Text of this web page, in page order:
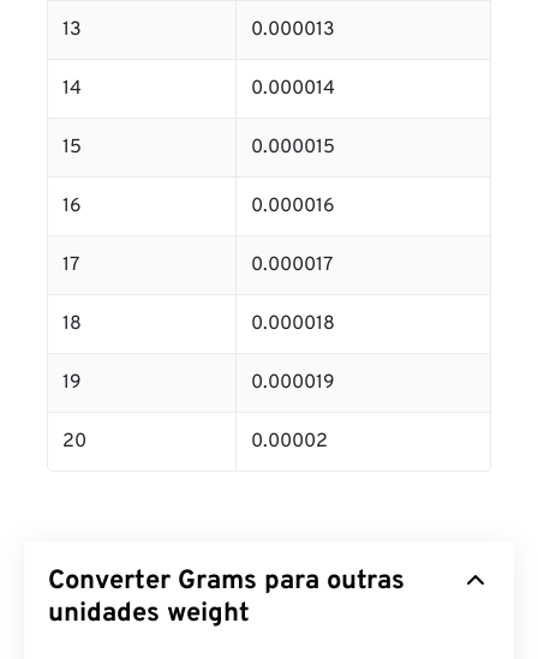
13 0.000013
14 0.000014
15 0.000015
16 0.000016
17 0.000017
18 0.000018
19 0.000019
20 0.00002
Converter Grams para outras
unidades weight